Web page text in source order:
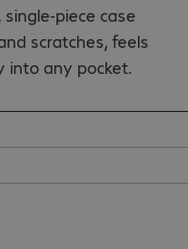
piece case
scratches, feels
into any pocket.
in reduced packaging